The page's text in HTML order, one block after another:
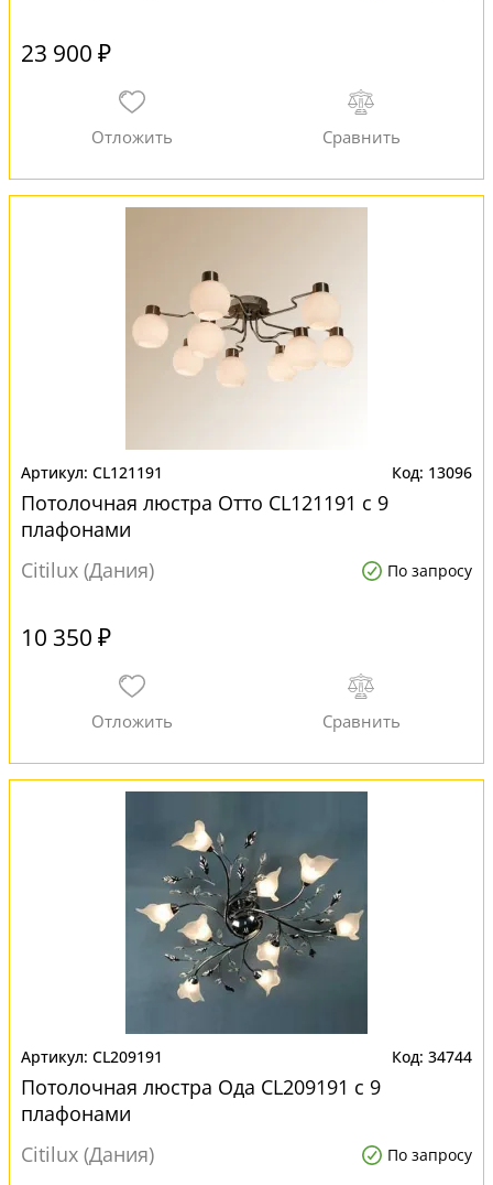
23 900 ₽
CL121191 13096
Потолочная люстра Отто CL121191 с 9
плафонами
Citilux (Дания)
По запросу
10 350 ₽
CL209191 34744
Потолочная люстра Ода CL209191 с 9
плафонами
Citilux (Дания)
По запросу